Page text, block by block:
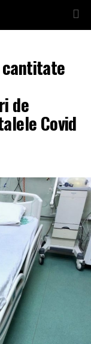
de
Covid